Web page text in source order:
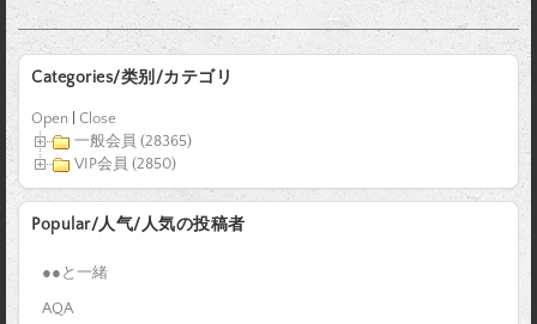
Categories/类别/カテゴリ
Open
Close
一般会員 (28365)
VIP会員 (2850)
Popular/人气/人気の投稿者
●●と一緒
AQA